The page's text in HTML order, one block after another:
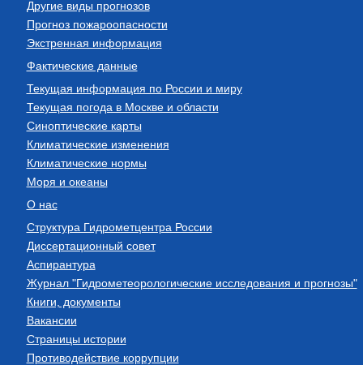
Другие виды прогнозов
Прогноз пожароопасности
Экстренная информация
Фактические данные
Текущая информация по России и миру
Текущая погода в Москве и области
Синоптические карты
Климатические изменения
Климатические нормы
Моря и океаны
О нас
Структура Гидрометцентра России
Диссертационный совет
Аспирантура
Журнал "Гидрометеорологические исследования и прогнозы"
Книги, документы
Вакансии
Страницы истории
Противодействие коррупции